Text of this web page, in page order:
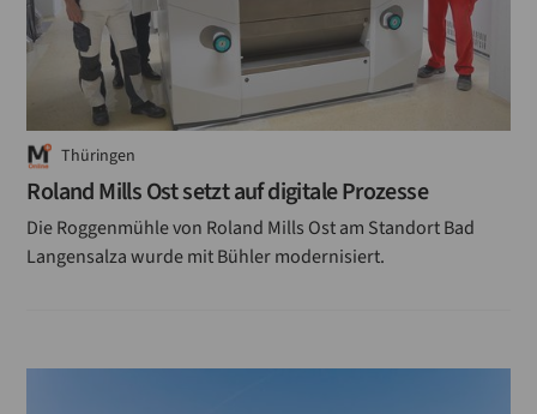
Mühlentechnik
Mühlenbau
Mehl
Mess-Regelungstechnik
Mehlmühlen
Thüringen
Roland Mills Ost setzt auf digitale Prozesse
Die Roggenmühle von Roland Mills Ost am Standort Bad
Langensalza wurde mit Bühler modernisiert.